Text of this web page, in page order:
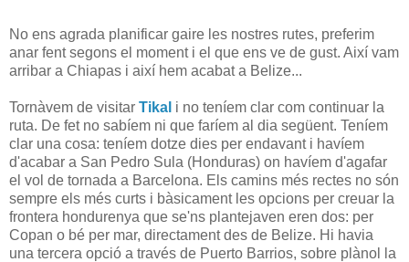
No ens agrada planificar gaire les nostres rutes, preferim
anar fent segons el moment i el que ens ve de gust. Així vam
arribar a Chiapas i així hem acabat a Belize...
Tornàvem de visitar Tikal i no teníem clar com continuar la
ruta. De fet no sabíem ni que faríem al dia següent. Teníem
clar una cosa: teníem dotze dies per endavant i havíem
d'acabar a San Pedro Sula (Honduras) on havíem d'agafar
el vol de tornada a Barcelona. Els camins més rectes no són
sempre els més curts i bàsicament les opcions per creuar la
frontera hondurenya que se'ns plantejaven eren dos: per
Copan o bé per mar, directament des de Belize. Hi havia
una tercera opció a través de Puerto Barrios, sobre plànol la